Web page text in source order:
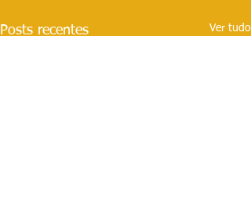
Posts recentes Ver tudo